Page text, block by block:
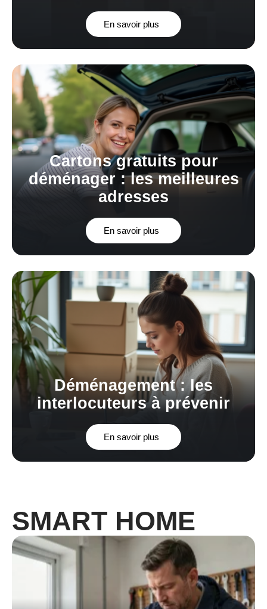
En savoir plus
Cartons gratuits pour
déménager : les meilleures
adresses
En savoir plus
Déménagement : les
interlocuteurs à prévenir
En savoir plus
SMART HOME